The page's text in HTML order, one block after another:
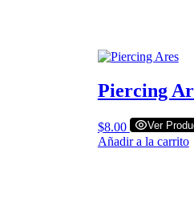
Piercing
$8.00 Ver
Añadir a la carrito